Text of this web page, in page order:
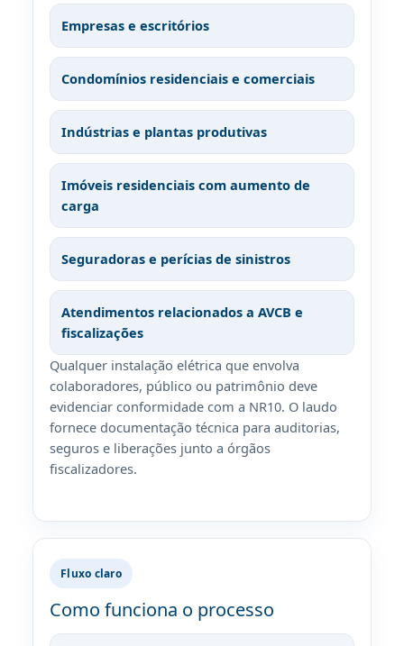
Empresas e escritórios
Condomínios residenciais e comerciais
Indústrias e plantas produtivas
Imóveis residenciais com aumento de
carga
Seguradoras e perícias de sinistros
Atendimentos relacionados a AVCB e
fiscalizações
Qualquer instalação elétrica que envolva
colaboradores, público ou patrimônio deve
evidenciar conformidade com a NR10. O laudo
fornece documentação técnica para auditorias,
seguros e liberações junto a órgãos
fiscalizadores.
Fluxo claro
Como funciona o processo